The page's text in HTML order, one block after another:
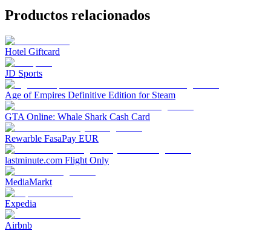
Productos relacionados
Hotel Giftcard
JD Sports
Age of Empires Definitive Edition for Steam
GTA Online: Whale Shark Cash Card
Rewarble FasaPay EUR
lastminute.com Flight Only
MediaMarkt
Expedia
Airbnb